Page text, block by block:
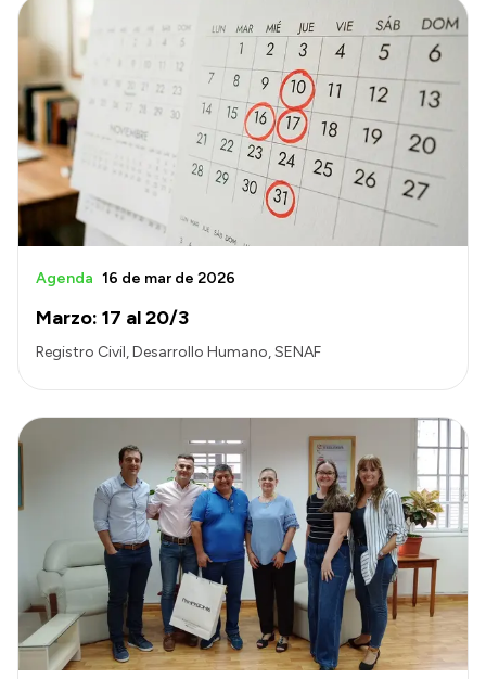
Marzo: 17 al 20/3
Agenda 16 de mar de 2026
Registro Civil, Desarrollo Humano, SENAF